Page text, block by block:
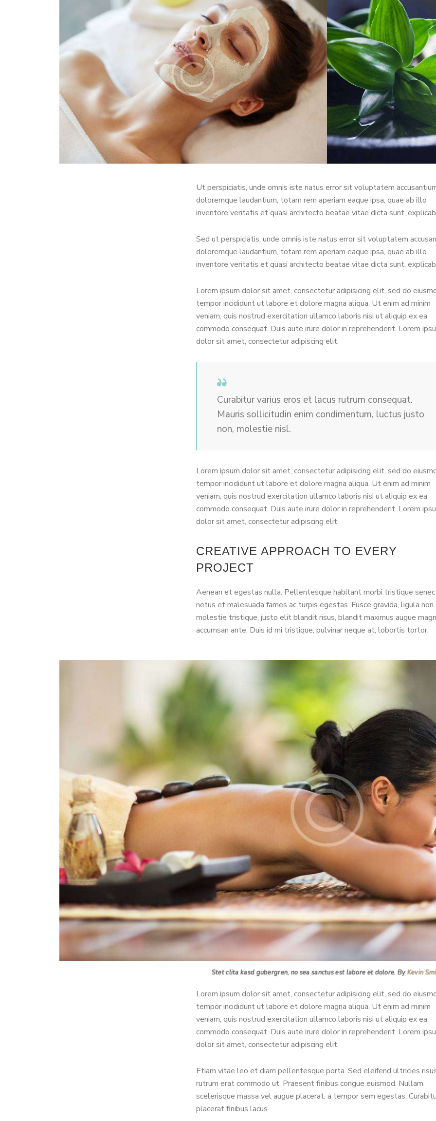
Ut perspiciatis, unde omnis iste natus error sit voluptatem
doloremque laudantium, totam rem aperiam eaque ipsa, quae ab illo
inventore veritatis et quasi architecto beatae vitae dicta sunt,
Sed ut perspiciatis, unde omnis iste natus error sit voluptatem
doloremque laudantium, totam rem aperiam eaque ipsa, quae ab illo
inventore veritatis et quasi architecto beatae vitae dicta sunt,
Lorem ipsum dolor sit amet, consectetur adipisicing elit, sed do
tempor incididunt ut labore et dolore magna aliqua. Ut enim ad minim
veniam, quis nostrud exercitation ullamco laboris nisi ut aliquip ex ea
commodo consequat. Duis aute irure dolor in reprehenderit. Lorem
dolor sit amet, consectetur adipiscing elit.
Curabitur varius eros et lacus rutrum consequat.
Mauris sollicitudin enim condimentum, luctus justo
non, molestie nisl.
Lorem ipsum dolor sit amet, consectetur adipisicing elit, sed do
tempor incididunt ut labore et dolore magna aliqua. Ut enim ad minim
veniam, quis nostrud exercitation ullamco laboris nisi ut aliquip ex ea
commodo consequat. Duis aute irure dolor in reprehenderit. Lorem
dolor sit amet, consectetur adipiscing elit.
CREATIVE APPROACH TO EVERY
PROJECT
Aenean et egestas nulla. Pellentesque habitant morbi tristique
netus et malesuada fames ac turpis egestas. Fusce gravida, ligula non
molestie tristique, justo elit blandit risus, blandit maximus augue
accumsan ante. Duis id mi tristique, pulvinar neque at, lobortis tortor.
Stet clita kasd gubergren, no sea sanctus est labore et dolore. ByKevin
Lorem ipsum dolor sit amet, consectetur adipisicing elit, sed do
tempor incididunt ut labore et dolore magna aliqua. Ut enim ad minim
veniam, quis nostrud exercitation ullamco laboris nisi ut aliquip ex ea
commodo consequat. Duis aute irure dolor in reprehenderit. Lorem
dolor sit amet, consectetur adipiscing elit.
Etiam vitae leo et diam pellentesque porta. Sed eleifend ultricies
rutrum erat commodo ut. Praesent finibus congue euismod. Nullam
scelerisque massa vel augue placerat, a tempor sem egestas.
placerat finibus lacus.